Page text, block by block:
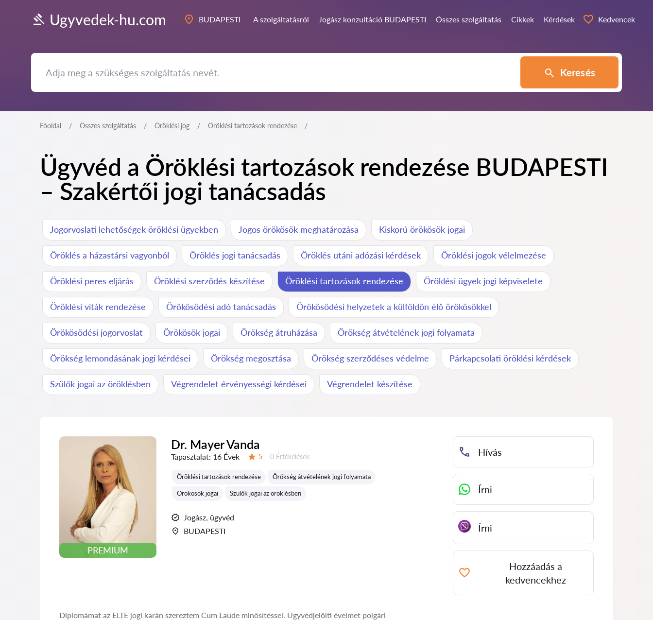
Ugyvedek-hu.com BUDAPESTI A szolgáltatásról Jogász konzultáció BUDAPESTI Összes szolgáltatás Cikkek Kérdések Kedvencek
Keresés
Főoldal Összes szolgáltatás Öröklési jog Öröklési tartozások rendezése
Ügyvéd a Öröklési tartozások rendezése BUDAPESTI
– Szakértői jogi tanácsadás
Jogorvoslati lehetőségek öröklési ügyekben Jogos örökösök meghatározása Kiskorú örökösök jogai
Öröklés a házastársi vagyonból Öröklés jogi tanácsadás Öröklés utáni adózási kérdések Öröklési jogok vélelmezése
Öröklési peres eljárás Öröklési szerződés készítése Öröklési tartozások rendezése Öröklési ügyek jogi képviselete
Öröklési viták rendezése Örökösödési adó tanácsadás Örökösödési helyzetek a külföldön élő örökösökkel
Örökösödési jogorvoslat Örökösök jogai Örökség átruházása Örökség átvételének jogi folyamata
Örökség lemondásának jogi kérdései Örökség megosztása Örökség szerződéses védelme Párkapcsolati öröklési kérdések
Szülők jogai az öröklésben Végrendelet érvényességi kérdései Végrendelet készítése
PREMIUM
Dr. Mayer Vanda
Tapasztalat: 16 Évek 5 Értékelések:
0 Értékelések
Öröklési tartozások rendezése Örökség átvételének jogi folyamata
Örökösök jogai Szülők jogai az öröklésben
Jogász, ügyvéd
BUDAPESTI
Diplomámat az ELTE jogi karán szereztem Cum Laude minősítéssel. Ügyvédjelölti éveimet polgári
Hívás
Írni
Írni
Hozzáadás a
kedvencekhez